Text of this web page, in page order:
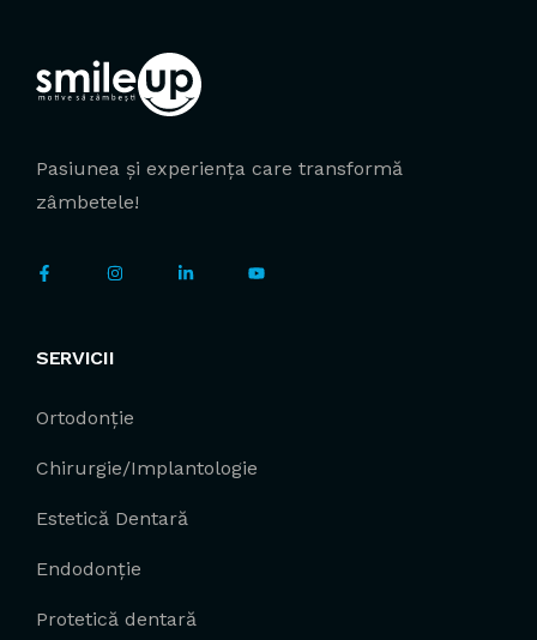
Pasiunea și experiența care transformă
zâmbetele!
SERVICII
Ortodonție
Chirurgie/Implantologie
Estetică Dentară
Endodonție
Protetică dentară